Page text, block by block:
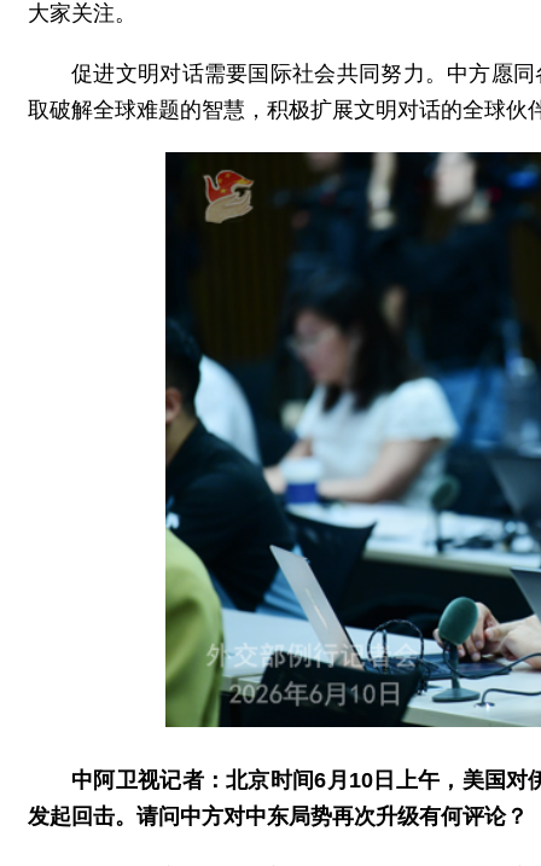
大家关注。
促进文明对话需要国际社会共同努力。中方愿
取破解全球难题的智慧，积极扩展文明对话的全球伙
中阿卫视记者：北京时间6月10日上午，美国
发起回击。请问中方对中东局势再次升级有何评论？